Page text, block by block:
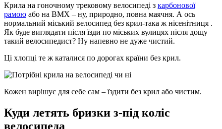
Крила на гоночному трековому велосипеді з карбонової
рамою або на BMX – ну, природно, повна маячня. А ось
нормальний міський велосипед без крил-така ж нісенітниця .
Як буде виглядати після їзди по міських вулицях після дощу
такий велосипедист? Ну напевно не дуже чистий.
Ці хлопці те ж каталися по дорогах країни без крил.
Кожен вирішує для себе сам – їздити без крил або чистим.
Куди летять бризки з-під коліс
велосипеда